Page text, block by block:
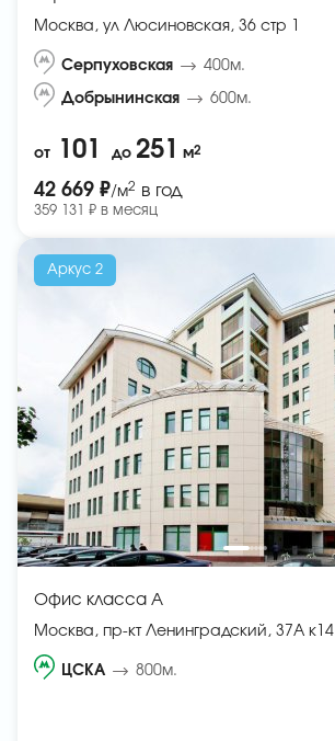
Москва, ул Люсиновская, 36 стр 1
Серпуховская 400м.
Добрынинская 600м.
от 101 до 251 м2
42 669 ₽/м2 в год
359 131 ₽ в месяц
Аркус 2
Офис класса A
Москва, пр-кт Ленинградский, 37А к14
ЦСКА 800м.